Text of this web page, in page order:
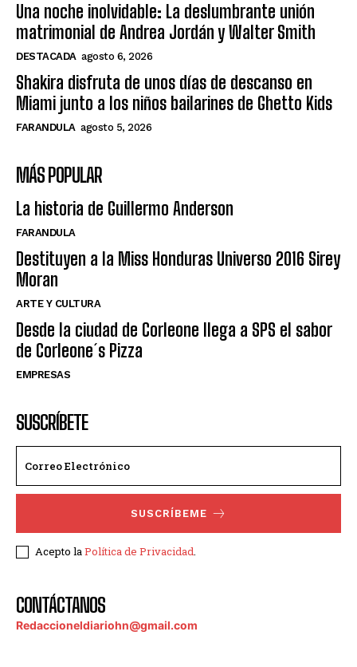
Una noche inolvidable: La deslumbrante unión
matrimonial de Andrea Jordán y Walter Smith
DESTACADA agosto 6, 2026
Shakira disfruta de unos días de descanso en
Miami junto a los niños bailarines de Ghetto Kids
FARANDULA agosto 5, 2026
MÁS POPULAR
La historia de Guillermo Anderson
FARANDULA
Destituyen a la Miss Honduras Universo 2016 Sirey
Moran
ARTE Y CULTURA
Desde la ciudad de Corleone llega a SPS el sabor
de Corleone´s Pizza
EMPRESAS
SUSCRÍBETE
SUSCRÍBEME
Acepto laPolítica de Privacidad.
CONTÁCTANOS
Redaccioneldiariohn@gmail.com